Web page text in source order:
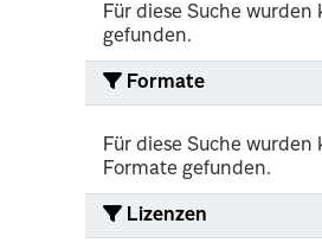
Für diese Suche wurden
gefunden.
Formate
Für diese Suche wurden
Formate gefunden.
Lizenzen